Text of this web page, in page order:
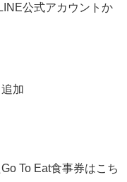
公式アカウントか
加
To Eat食事券はこち